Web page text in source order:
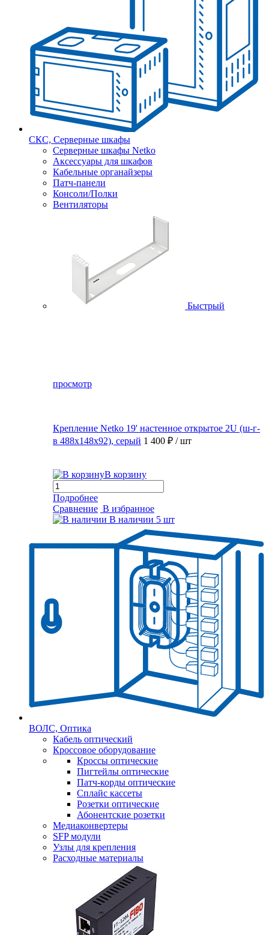
СКС, Серверные шкафы
Серверные шкафы Netko
Аксессуары для шкафов
Кабельные органайзеры
Патч-панели
Консоли/Полки
Вентиляторы
Быстрый
просмотр
Крепление Netko 19' настенное открытое 2U (ш-г-
в 488х148х92), серый 1 400 ₽ / шт
В корзину
Подробнее
Сравнение В избранное
В наличии 5 шт
ВОЛС, Оптика
Кабель оптический
Кроссовое оборудование
Кроссы оптические
Пигтейлы оптические
Патч-корды оптические
Сплайс кассеты
Розетки оптические
Абонентские розетки
Медиаконвертеры
SFP модули
Узлы для крепления
Расходные материалы